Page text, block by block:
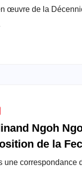
œuvre de la
Ngoh
de la
de FCFA
une correspondance